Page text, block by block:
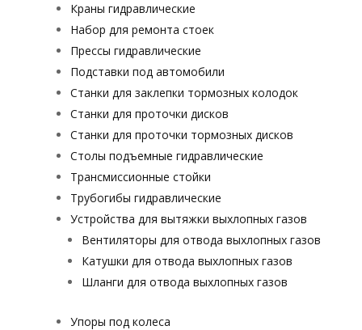
Краны гидравлические
Набор для ремонта стоек
Прессы гидравлические
Подставки под автомобили
Станки для заклепки тормозных колодок
Станки для проточки дисков
Станки для проточки тормозных дисков
Столы подъемные гидравлические
Трансмиссионные стойки
Трубогибы гидравлические
Устройства для вытяжки выхлопных газов
Вентиляторы для отвода выхлопных газов
Катушки для отвода выхлопных газов
Шланги для отвода выхлопных газов
Упоры под колеса